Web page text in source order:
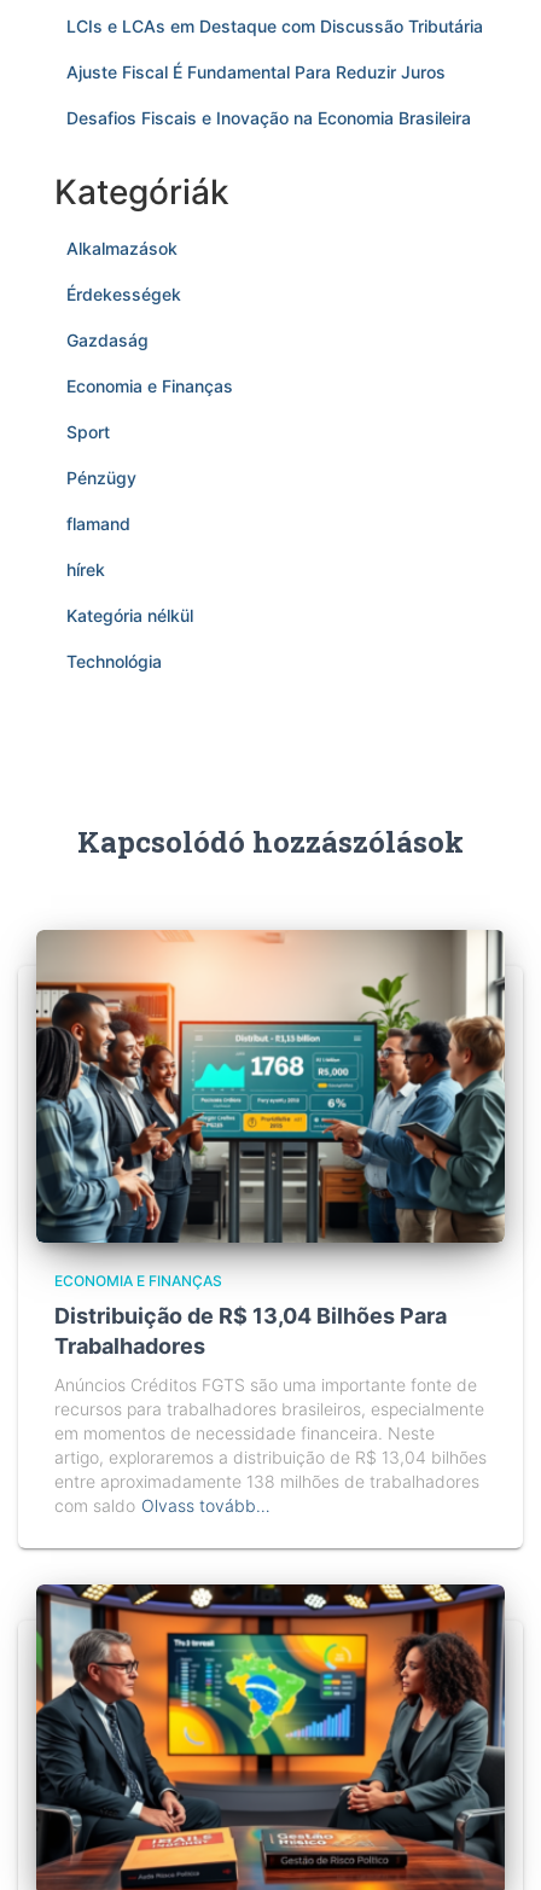
LCIs e LCAs em Destaque com Discussão Tributária
Ajuste Fiscal É Fundamental Para Reduzir Juros
Desafios Fiscais e Inovação na Economia Brasileira
Kategóriák
Alkalmazások
Érdekességek
Gazdaság
Economia e Finanças
Sport
Pénzügy
flamand
hírek
Kategória nélkül
Technológia
Kapcsolódó hozzászólások
ECONOMIA E FINANÇAS
Distribuição de R$ 13,04 Bilhões Para
Trabalhadores
Anúncios Créditos FGTS são uma importante fonte de
recursos para trabalhadores brasileiros, especialmente
em momentos de necessidade financeira. Neste
artigo, exploraremos a distribuição de R$ 13,04 bilhões
entre aproximadamente 138 milhões de trabalhadores
com saldo Olvass tovább…